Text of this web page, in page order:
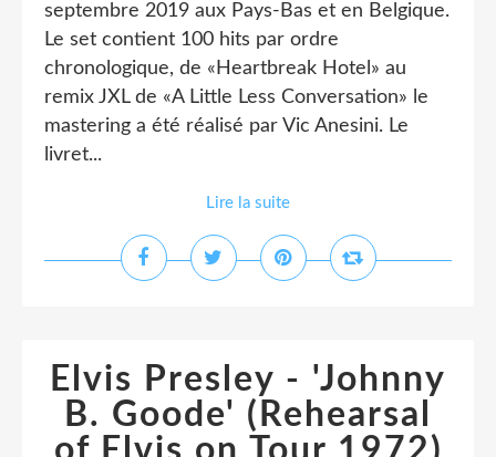
septembre 2019 aux Pays-Bas et en Belgique.
Le set contient 100 hits par ordre
chronologique, de «Heartbreak Hotel» au
remix JXL de «A Little Less Conversation» le
mastering a été réalisé par Vic Anesini. Le
livret...
Lire la suite
Elvis Presley - 'Johnny
B. Goode' (Rehearsal